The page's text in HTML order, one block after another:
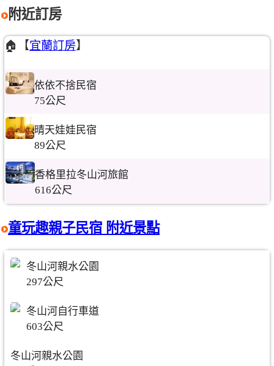
附近訂房
🏠【宜蘭訂房】
依依不捨民宿
75公尺
晴天娃娃民宿
89公尺
香格里拉冬山河旅館
616公尺
童玩趣親子民宿 附近景點
冬山河親水公園
297公尺
冬山河自行車道
603公尺
冬山河親水公園